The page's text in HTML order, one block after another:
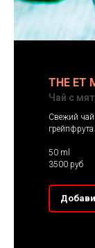
THE ET
Чай с
Свежий
грейпфрута.
50 ml
3500 руб